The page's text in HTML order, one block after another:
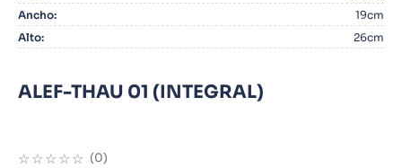
Ancho:
19cm
Alto: 26cm
ALEF-THAU 01 (INTEGRAL)
☆☆☆☆☆ (0)
6. Iliada
7. Stephen King